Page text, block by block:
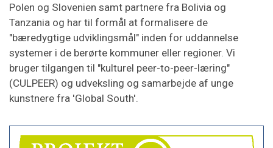
Polen og Slovenien samt partnere fra Bolivia og
Tanzania og har til formål at formalisere de
"bæredygtige udviklingsmål" inden for uddannelse
systemer i de berørte kommuner eller regioner. Vi
bruger tilgangen til "kulturel peer-to-peer-læring"
(CULPEER) og udveksling og samarbejde af unge
kunstnere fra 'Global South'.